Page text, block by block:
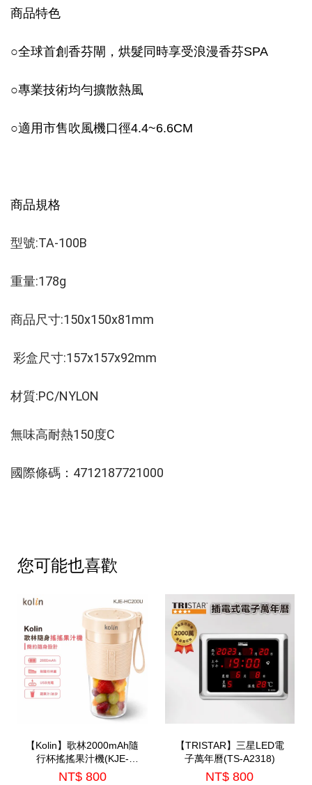
商品特色
○全球首創香芬閘，烘髮同時享受浪漫香芬SPA
○專業技術均勻擴散熱風
○適用市售吹風機口徑4.4~6.6CM
商品規格
型號:TA-100B
重量:178g
商品尺寸:150x150x81mm
彩盒尺寸:157x157x92mm
材質:PC/NYLON
無味高耐熱150度C
國際條碼：4712187721000
您可能也喜歡
【Kolin】歌林2000mAh隨
行杯搖搖果汁機(KJE-
HC200U)
NT$ 800
【TRISTAR】三星LED電
子萬年曆(TS-A2318)
NT$ 800